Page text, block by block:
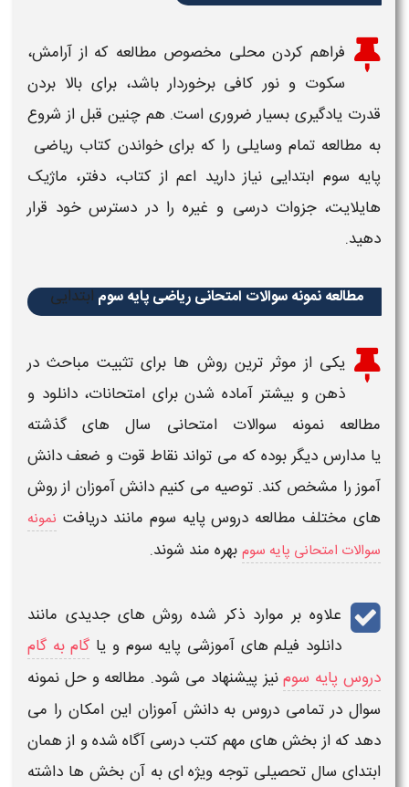
فراهم کردن محلی مخصوص مطالعه که از آرامش،
سکوت و نور کافی برخوردار باشد، برای بالا بردن
قدرت یادگیری بسیار ضروری است. هم چنین قبل از شروع
به مطالعه تمام وسایلی را که برای خواندن کتاب ریاضی ​​
پایه سوم ابتدایی نیاز دارید اعم از کتاب، دفتر، ماژیک
هایلایت، جزواتدرسی و غیره را در دسترس خود قرار
دهید.
مطالعه نمونه سوالات امتحانی ریاضی ​​​پایه سوم ابتدایی
یکی از موثر ترین روش ها برای تثبیت مباحث در
ذهن و بیشتر آماده شدن برای امتحانات، دانلود و
مطالعه نمونه سوالات امتحانی سال های گذشته
یا مدارس دیگر بوده که می تواند نقاط قوت و ضعف دانش
آموز را مشخص کند. توصیه می کنیم دانش آموزان از روش
های مختلف مطالعه دروس پایه سوم مانند دریافت نمونه
سوالات امتحانی پایه سوم بهره مند شوند.
علاوه بر موارد ذکر شده روش های جدیدی مانند
دانلود فیلم های آموزشی پایه سومو یا گام به گام
دروس پایه سومنیز پیشنهاد می شود. مطالعه و حل نمونه
سوال در تمامی دروس به دانش آموزان این امکان را می
دهد که از بخش های مهم کتب درسی آگاه شده و از همان
ابتدای سال تحصیلی توجه ویژه ای به آن بخش ها داشته